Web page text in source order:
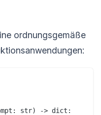
ordnungsgemäße
str) -> dict: